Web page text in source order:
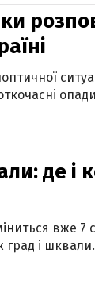
де і
вже 7
і шквали.